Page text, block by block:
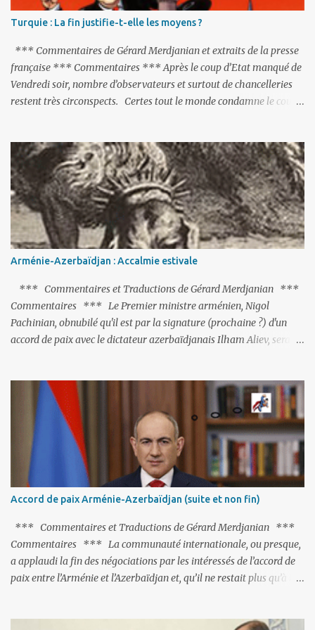
Turquie : La fin justifie-t-elle les moyens ?
*** Commentaires de Gérard Merdjanian et extraits de la presse
française *** Commentaires *** Après le coup d’Etat manqué de
Vendredi soir, nombre d’observateurs et surtout de chancelleries
restent très circonspects. Certes tout le monde condamne le coup
actions menées par le président Erdoğan, et pour certains sur la
réalisation du putsch lui-même.
Arménie-Azerbaïdjan : Accalmie estivale
*** Commentaires et Traductions de Gérard Merdjanian ***
Commentaires *** Le Premier ministre arménien, Nigol
Pachinian, obnubilé qu'il est par la signature (prochaine ?) d'un
accord de paix avec le dictateur azerbaïdjanais Ilham Aliev, serait
C'est hélas fort peu probable ; l'Histoire ou la Littérature ne sont
pas ses points forts, pas plus d'ailleurs que les négociations avec le
tandem turco-azéri. Faisant fi de tout ce qui précède la chute de
l'URSS, il est exclusivement intéressé par ce qu'il nomme «
l'Arménie réelle ». Même les trois présidents qu'ils l'ont précédés ne
trouvent pas grâce à ses yeux, les traitant de tous les noms, avant
de les traîner en justice. Et comme les politiciens ne lui suffisent
pas, il s'attaque aux dignitaires de l'Église arménienne, les...
Accord de paix Arménie-Azerbaïdjan (suite et non fin)
*** Commentaires et Traductions de Gérard Merdjanian ***
Commentaires *** La communauté internationale, ou presque,
a applaudi la fin des négociations par les intéressés de l’accord de
paix entre l’Arménie et l’Azerbaïdjan et, qu’il ne restait plus qu’à le